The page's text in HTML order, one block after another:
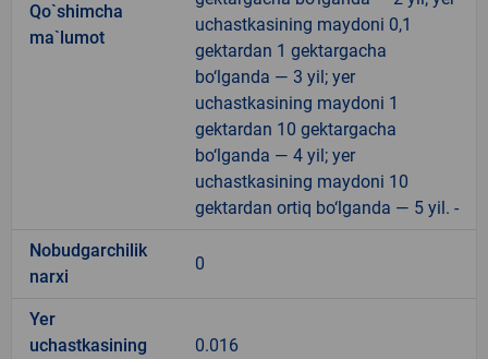
Qo`shimcha
ma`lumot
uchastkasining maydoni 0,1
gektardan 1 gektargacha
bo‘lganda — 3 yil; yer
uchastkasining maydoni 1
gektardan 10 gektargacha
bo‘lganda — 4 yil; yer
uchastkasining maydoni 10
gektardan ortiq bo‘lganda — 5 yil. -
Nobudgarchilik
narxi
0
Yer
uchastkasining
0.016